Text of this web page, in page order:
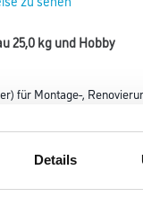
Details
25,0 kg und Hobby
für Montage-,